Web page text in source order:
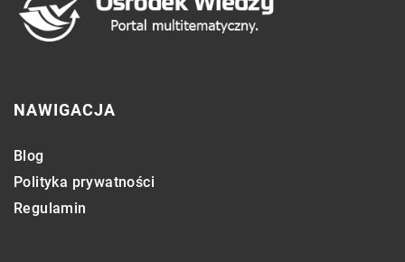
NAWIGACJA
Blog
Polityka prywatności
Regulamin